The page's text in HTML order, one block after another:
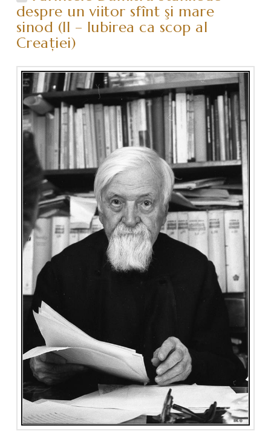
despre un viitor sfînt şi mare
sinod (II – Iubirea ca scop al
Creaţiei)